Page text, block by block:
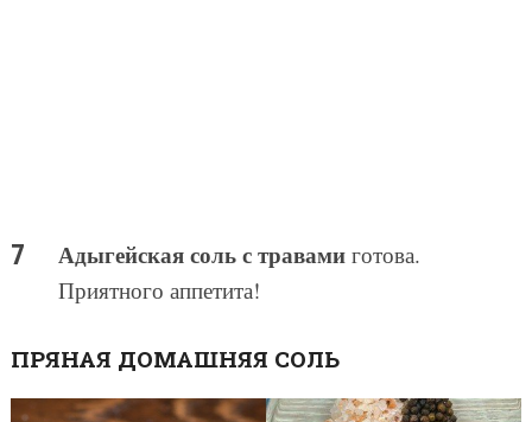
Адыгейская соль с травамиготова.
Приятного аппетита!
ПРЯНАЯ ДОМАШНЯЯ СОЛЬ